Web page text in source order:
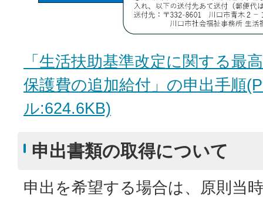
「生活扶助基準改定に関する最
保護費の追加給付」の申出手順
ル:624.6KB)
申出書類の取得について
申出を希望する場合は、原則当